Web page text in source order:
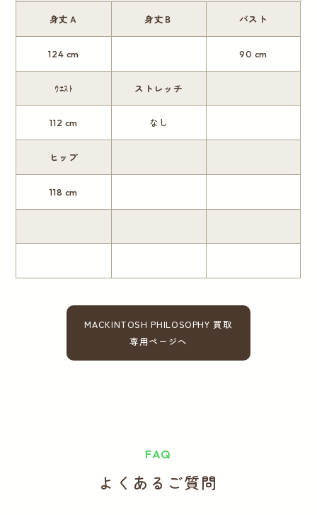
身丈Ａ
124 cm
身丈Ｂ バスト
90 cm
ｳｴｽﾄ
112 cm
ストレッチ
なし
ヒップ
118 cm
MACKINTOSH PHILOSOPHY 買取
専用ページへ
FAQ
よくあるご質問